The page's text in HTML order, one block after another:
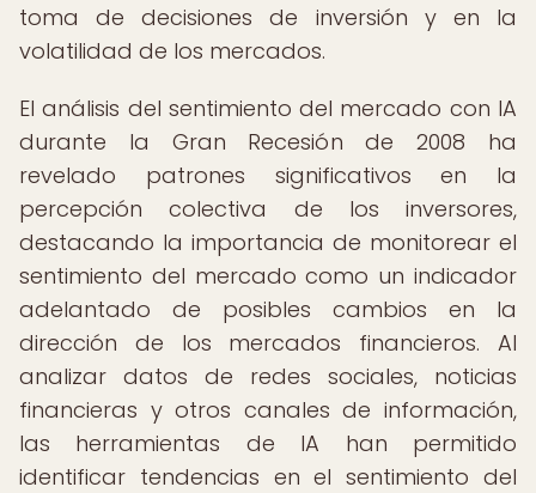
toma de decisiones de inversión y en la
volatilidad de los mercados.
El análisis del sentimiento del mercado con IA
durante la Gran Recesión de 2008 ha
revelado patrones significativos en la
percepción colectiva de los inversores,
destacando la importancia de monitorear el
sentimiento del mercado como un indicador
adelantado de posibles cambios en la
dirección de los mercados financieros. Al
analizar datos de redes sociales, noticias
financieras y otros canales de información,
las herramientas de IA han permitido
identificar tendencias en el sentimiento del